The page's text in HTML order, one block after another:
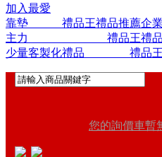
加入最愛
靠墊 禮品王禮品推薦企業
主力 禮品王禮品推
少量客製化禮品 禮品王
您的詢價車暫